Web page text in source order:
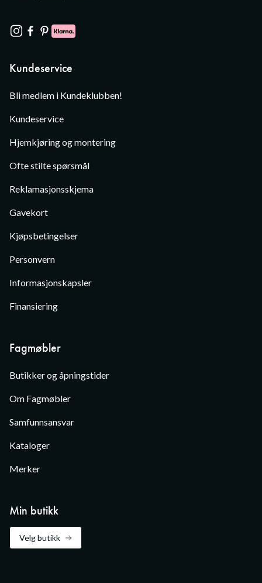
Kundeservice
Bli medlem i Kundeklubben!
Kundeservice
Hjemkjøring og montering
Ofte stilte spørsmål
Reklamasjonsskjema
Gavekort
Kjøpsbetingelser
Personvern
Informasjonskapsler
Finansiering
Fagmøbler
Butikker og åpningstider
Om Fagmøbler
Samfunnsansvar
Kataloger
Merker
Min butikk
Velg butikk